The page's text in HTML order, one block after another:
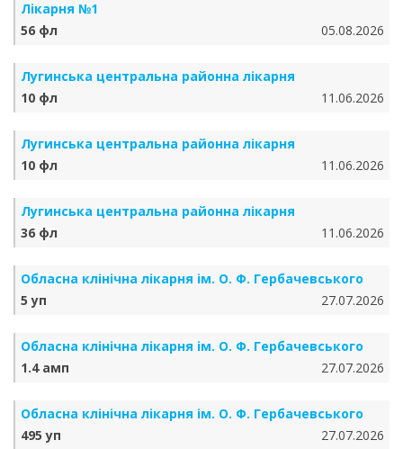
Лікарня №1
56 фл
05.08.2026
Лугинська центральна районна лікарня
10 фл
11.06.2026
Лугинська центральна районна лікарня
10 фл
11.06.2026
Лугинська центральна районна лікарня
36 фл
11.06.2026
Обласна клінічна лікарня ім. О. Ф. Гербачевського
5 уп
27.07.2026
Обласна клінічна лікарня ім. О. Ф. Гербачевського
1.4 амп
27.07.2026
Обласна клінічна лікарня ім. О. Ф. Гербачевського
495 уп
27.07.2026